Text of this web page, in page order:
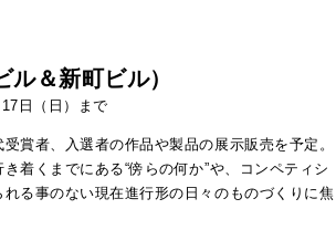
＆新町ビル）
日（日）まで
賞者、
入選者の作品や製品の展示販売を予定。
着くまでにある“傍らの何か”や、コンペティシ
れる事のない現在進行形の日々のものづくりに焦